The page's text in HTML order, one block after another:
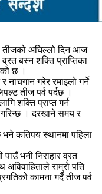
तीजको अघिल्लो दिन आज
बस्न शक्ति प्राप्तिका
छ ।
नाचगान गरेर रमाइलो गर्ने
तीज पर्व पर्दछ ।
शक्ति प्राप्त गर्न
। दरखाने समय र
कतिपय स्थानमा पहिला
पाउँ भनी निराहार व्रत
राम्रो पति
कामना गर्दै तीज पर्व